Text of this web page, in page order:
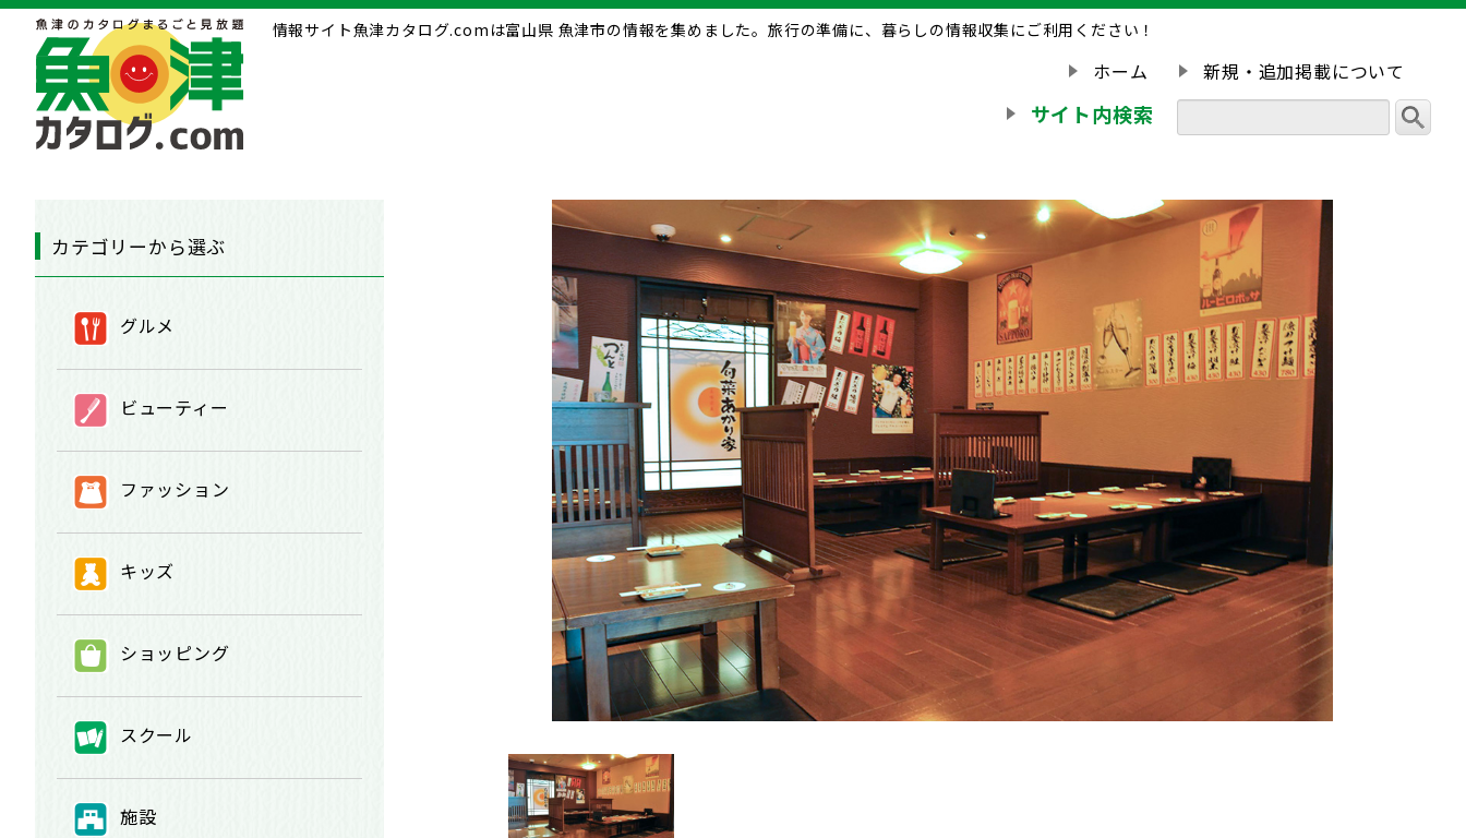
情報サイト魚津カタログ.comは富山県 魚津市の情報を集めました。旅行の準備に、暮らしの情報収集にご利用ください！
ホーム 新規・追加掲載について
サイト内検索
カテゴリーから選ぶ
① グルメ
② ビューティー
③ ファッション
④ キッズ
⑤ ショッピング
⑥ スクール
⑦ 施設